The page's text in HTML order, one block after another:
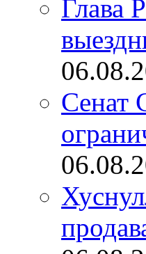
Глава
Сенат